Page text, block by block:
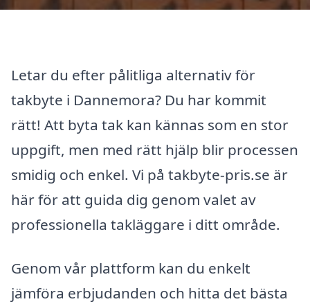
Letar du efter pålitliga alternativ för
takbyte i Dannemora? Du har kommit
rätt! Att byta tak kan kännas som en stor
uppgift, men med rätt hjälp blir processen
smidig och enkel. Vi på takbyte-pris.se är
här för att guida dig genom valet av
professionella takläggare i ditt område.
Genom vår plattform kan du enkelt
jämföra erbjudanden och hitta det bästa